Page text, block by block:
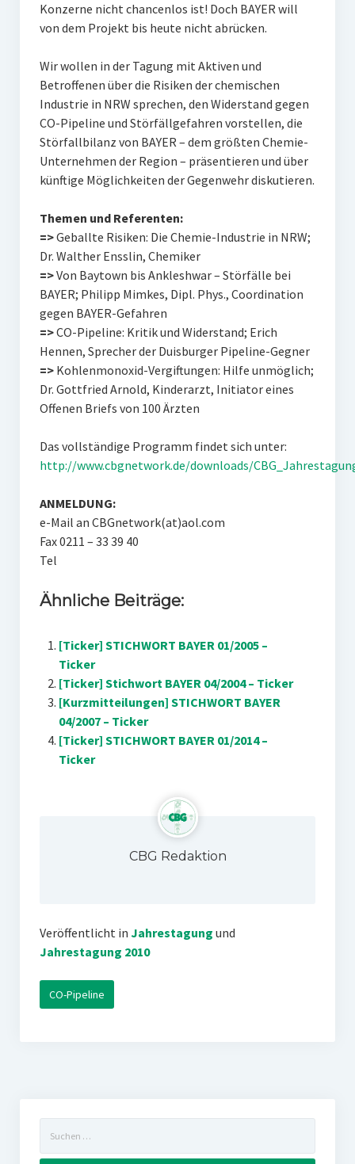
Konzerne nicht chancenlos ist! Doch BAYER will
von dem Projekt bis heute nicht abrücken.
Wir wollen in der Tagung mit Aktiven und
Betroffenen über die Risiken der chemischen
Industrie in NRW sprechen, den Widerstand gegen
CO-Pipeline und Störfällgefahren vorstellen, die
Störfallbilanz von BAYER – dem größten Chemie-
Unternehmen der Region – präsentieren und über
künftige Möglichkeiten der Gegenwehr diskutieren.
Themen und Referenten:
=>Geballte Risiken: Die Chemie-Industrie in NRW;
Dr. Walther Ensslin, Chemiker
=>Von Baytown bis Ankleshwar – Störfälle bei
BAYER; Philipp Mimkes, Dipl. Phys., Coordination
gegen BAYER-Gefahren
=>CO-Pipeline: Kritik und Widerstand; Erich
Hennen, Sprecher der Duisburger Pipeline-Gegner
=>Kohlenmonoxid-Vergiftungen: Hilfe unmöglich;
Dr. Gottfried Arnold, Kinderarzt, Initiator eines
Offenen Briefs von 100 Ärzten
Das vollständige Programm findet sich unter:
http://www.cbgnetwork.de/downloads/
ANMELDUNG:
e-Mail an CBGnetwork(at)aol.com
Fax 0211 – 33 39 40
Tel
Ähnliche Beiträge:
[Ticker] STICHWORT BAYER 01/2005 –
Ticker
[Ticker] Stichwort BAYER 04/2004 – Ticker
[Kurzmitteilungen] STICHWORT BAYER
04/2007 – Ticker
[Ticker] STICHWORT BAYER 01/2014 –
Ticker
CBG Redaktion
Veröffentlicht in Jahrestagung und
Jahrestagung 2010
CO-Pipeline
nach: